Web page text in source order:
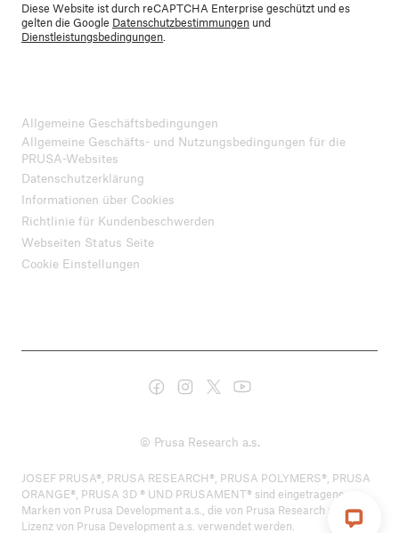
Diese Website ist durch reCAPTCHA Enterprise geschützt und es
gelten die Google Datenschutzbestimmungen und
Dienstleistungsbedingungen
Allgemeine Geschäftsbedingungen
Allgemeine Geschäfts- und Nutzungsbedingungen für die
PRUSA-Websites
Datenschutzerklärung
Informationen über Cookies
Richtlinie für Kundenbeschwerden
Webseiten Status Seite
Cookie Einstellungen
© Prusa Research a.s.
JOSEF PRUSA®, PRUSA RESEARCH®, PRUSA POLYMERS®, PRUSA
ORANGE®, PRUSA 3D ® UND PRUSAMENT® sind eingetragene
Marken von Prusa Development a.s., die von Prusa Research a.s. unter
Lizenz von Prusa Development a.s. verwendet werden.